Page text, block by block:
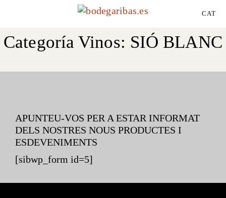
CAT
Categoría Vinos: SIÓ BLANC
APUNTEU-VOS PER A ESTAR INFORMAT
DELS NOSTRES NOUS PRODUCTES I
ESDEVENIMENTS
[sibwp_form id=5]